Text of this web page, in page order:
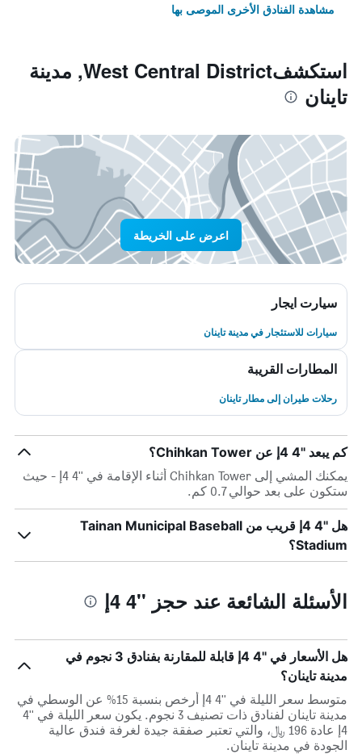
مشاهدة الفنادق الأخرى الموصى بها
استكشفWest Central District, مدينة
تاينان
اعرض على الخريطة
سيارت ايجار
سيارات للاستئجار في مدينة تاينان
المطارات القريبة
رحلات طيران إلى مطار تاينان
كم يبعد ''4 4إ عن Chihkan Tower؟
يمكنك المشي إلى Chihkan Tower أثناء الإقامة في ''4 4إ - حيث
ستكون على بعد حوالي 0.7 كم.
هل ''4 4إ قريب من Tainan Municipal Baseball
Stadium؟
الأسئلة الشائعة عند حجز ''4 4إ
هل الأسعار في ''4 4إ قابلة للمقارنة بفنادق 3 نجوم في
مدينة تاينان؟
متوسط سعر الليلة في ''4 4إ أرخص بنسبة 15% عن الوسطي في
مدينة تاينان لفنادق ذات تصنيف 3 نجوم. يكون سعر الليلة في ''4
4إ عادة 196 ﷼، والتي تعتبر صفقة جيدة لغرفة فندق عالية
الجودة في مدينة تاينان.